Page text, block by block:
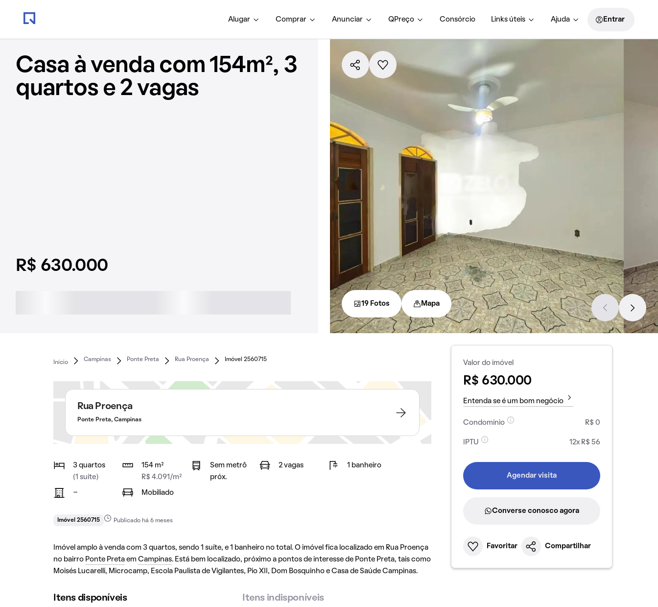
Alugar Comprar Anunciar QPreço Consórcio Links úteis Ajuda Entrar
Casa à venda com 154m², 3
quartos e 2 vagas
R$ 630.000
19 Fotos Mapa
Início
Campinas Ponte Preta Rua Proença Imóvel 2560715
Rua Proença
Ponte Preta, Campinas
3 quartos
(1 suíte)
154 m²
R$ 4.091/m²
Sem metrô
próx.
2 vagas 1 banheiro
- Mobiliado
Imóvel 2560715 Publicado há 6 meses
Imóvel amplo à venda com 3 quartos, sendo 1 suíte, e 1 banheiro no total. O imóvel fica localizado em Rua Proença
no bairro Ponte Pretaem Campinas. Está bem localizado, próximo a pontos de interesse de Ponte Preta, tais como
Moisés Lucarelli, Microcamp, Escola Paulista de Vigilantes, Pio XII, Dom Bosquinho e Casa de Saúde Campinas.
Itens disponíveis Itens indisponíveis
Valor do imóvel
R$ 630.000
Entenda se é um bom negócio
Condomínio R$ 0
IPTU 12x R$ 56
Agendar visita
Converse conosco agora
Favoritar Compartilhar